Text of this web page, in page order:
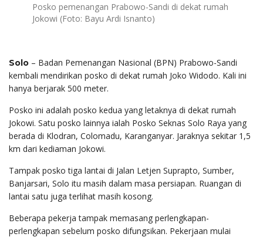
Posko pemenangan Prabowo-Sandi di dekat rumah
Jokowi (Foto: Bayu Ardi Isnanto)
Solo – Badan Pemenangan Nasional (BPN) Prabowo-Sandi
kembali mendirikan posko di dekat rumah Joko Widodo. Kali ini
hanya berjarak 500 meter.
Posko ini adalah posko kedua yang letaknya di dekat rumah
Jokowi. Satu posko lainnya ialah Posko Seknas Solo Raya yang
berada di Klodran, Colomadu, Karanganyar. Jaraknya sekitar 1,5
km dari kediaman Jokowi.
Tampak posko tiga lantai di Jalan Letjen Suprapto, Sumber,
Banjarsari, Solo itu masih dalam masa persiapan. Ruangan di
lantai satu juga terlihat masih kosong.
Beberapa pekerja tampak memasang perlengkapan-
perlengkapan sebelum posko difungsikan. Pekerjaan mulai